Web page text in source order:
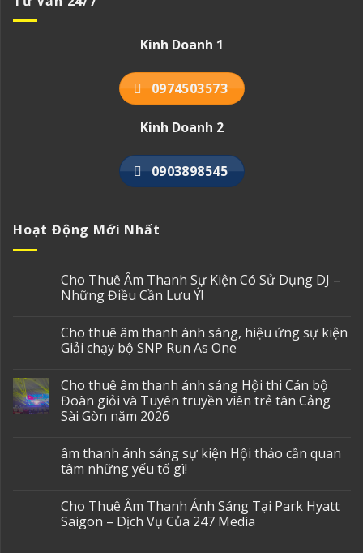
Kinh Doanh 1
0974503573
Kinh Doanh 2
0903898545
Hoạt Động Mới Nhất
Cho Thuê Âm Thanh Sự Kiện Có Sử Dụng DJ –
Những Điều Cần Lưu Ý!
Cho thuê âm thanh ánh sáng, hiệu ứng sự kiện
Giải chạy bộ SNP Run As One
Cho thuê âm thanh ánh sáng Hội thi Cán bộ
Đoàn giỏi và Tuyên truyền viên trẻ tân Cảng
Sài Gòn năm 2026
âm thanh ánh sáng sự kiện Hội thảo cần quan
tâm những yếu tố gì!
Cho Thuê Âm Thanh Ánh Sáng Tại Park Hyatt
Saigon – Dịch Vụ Của 247 Media